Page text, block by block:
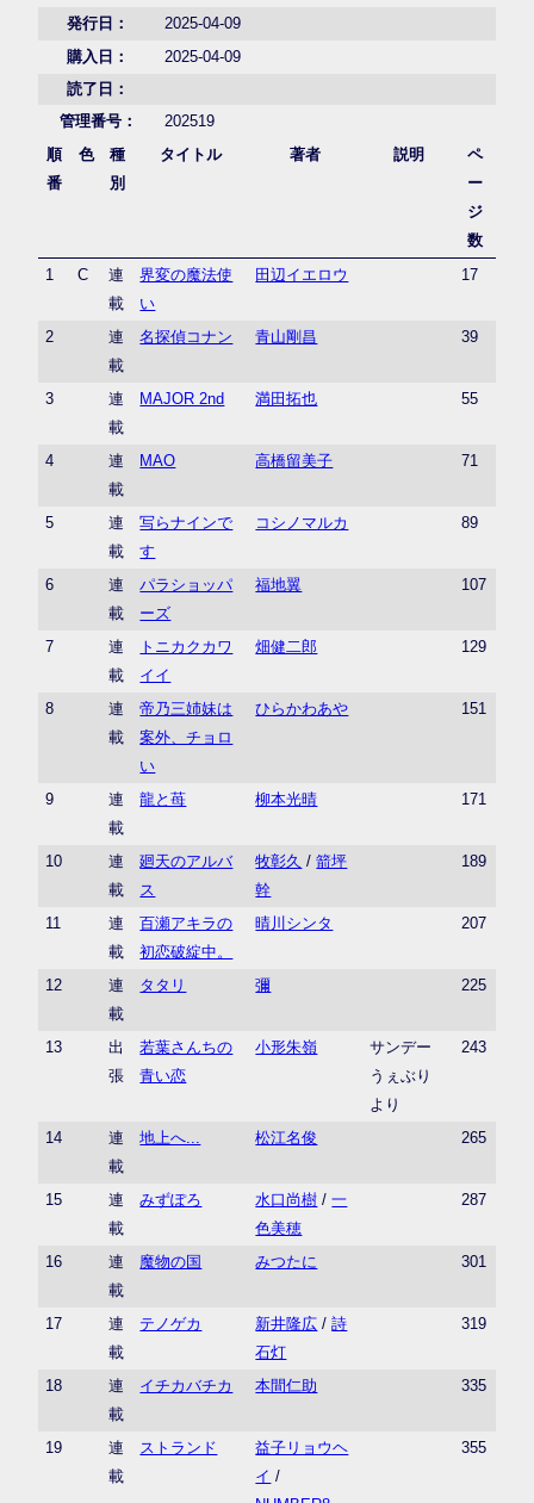
発行日：
2025-04-09
購入日：
2025-04-09
読了日：
管理番号：
202519
順
番
色
種
別
タイトル 著者 説明
ペ
ー
ジ
数
1
C
連
載
界変の魔法使
い
田辺イエロウ 17
2
連
載
名探偵コナン 青山剛昌 39
3
連
載
MAJOR 2nd 満田拓也 55
4
連
載
MAO 高橋留美子 71
5
連
載
写らナインで
す
コシノマルカ 89
6
連
載
パラショッパ
ーズ
福地翼 107
7
連
載
トニカクカワ
イイ
畑健二郎 129
8
連
載
帝乃三姉妹は
案外、チョロ
い
ひらかわあや 151
9
連
載
龍と苺 柳本光晴 171
10
連
載
廻天のアルバ
ス
牧彰久 /箭坪
幹
189
11
連
載
百瀬アキラの
初恋破綻中。
晴川シンタ 207
12
連
載
タタリ 彌 225
13
出
張
若葉さんちの
青い恋
小形朱嶺
サンデー
うぇぶり
より
243
14
連
載
地上へ... 松江名俊 265
15
連
載
みずぽろ 水口尚樹 /一
色美穂
287
16
連
載
魔物の国 みつたに 301
17
連
載
テノゲカ 新井隆広 /詩
石灯
319
18
連
載
イチカバチカ 本間仁助 335
19
連
載
ストランド
益子リョウヘ
イ /
355